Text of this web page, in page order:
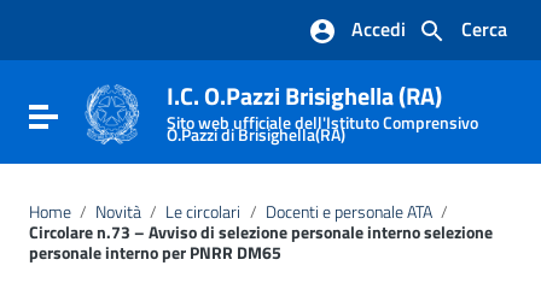
Vai al footer
Cerca
Accedi
Attiva / disattiva la navigazione
I.C. O.Pazzi Brisighella (RA)
Sito web ufficiale dell'Istituto Comprensivo
O.Pazzi di Brisighella(RA)
Home / Novità / Le circolari / Docenti e personale ATA /
Circolare n.73 – Avviso di selezione personale interno selezione
personale interno per PNRR DM65